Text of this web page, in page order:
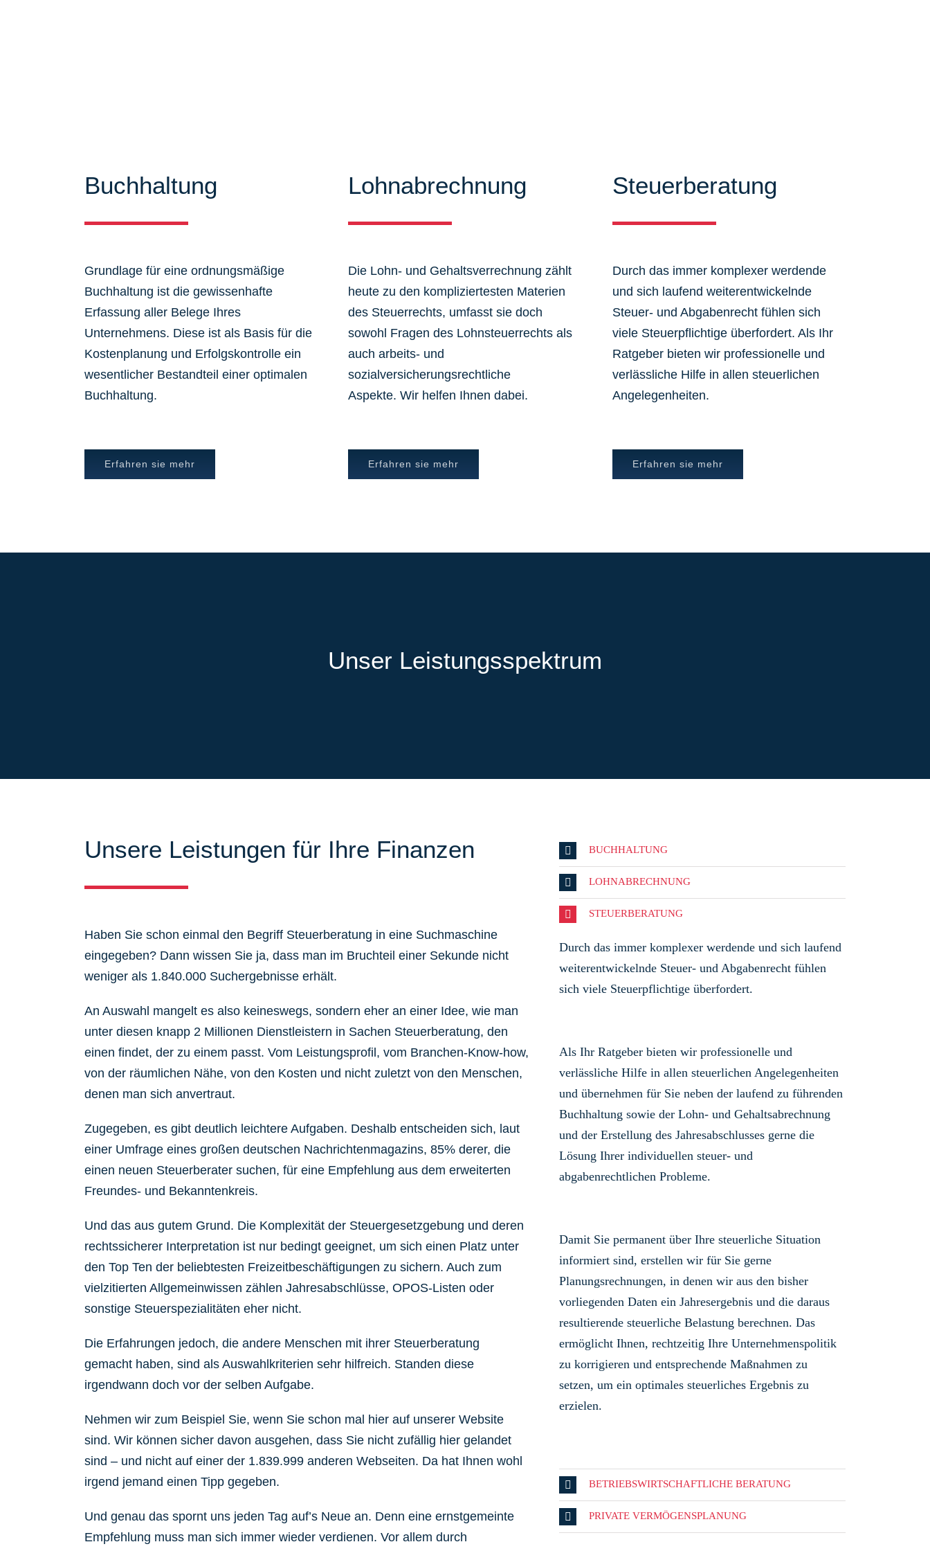
Buchhaltung
Grundlage für eine ordnungsmäßige
Buchhaltung ist die gewissenhafte
Erfassung aller Belege Ihres
Unternehmens. Diese ist als Basis für die
Kostenplanung und Erfolgskontrolle ein
wesentlicher Bestandteil einer optimalen
Buchhaltung.
Erfahren sie mehr
Lohnabrechnung
Die Lohn- und Gehaltsverrechnung zählt
heute zu den kompliziertesten Materien
des Steuerrechts, umfasst sie doch
sowohl Fragen des Lohnsteuerrechts als
auch arbeits- und
sozialversicherungsrechtliche
Aspekte. Wir helfen Ihnen dabei.
Erfahren sie mehr
Steuerberatung
Durch das immer komplexer werdende
und sich laufend weiterentwickelnde
Steuer- und Abgabenrecht fühlen sich
viele Steuerpflichtige überfordert. Als Ihr
Ratgeber bieten wir professionelle und
verlässliche Hilfe in allen steuerlichen
Angelegenheiten.
Erfahren sie mehr
Unser Leistungsspektrum
Unsere Leistungen für Ihre Finanzen
Haben Sie schon einmal den Begriff Steuerberatung in eine Suchmaschine
eingegeben? Dann wissen Sie ja, dass man im Bruchteil einer Sekunde nicht
weniger als 1.840.000 Suchergebnisse erhält.
An Auswahl mangelt es also keineswegs, sondern eher an einer Idee, wie man
unter diesen knapp 2 Millionen Dienstleistern in Sachen Steuerberatung, den
einen findet, der zu einem passt. Vom Leistungsprofil, vom Branchen-Know-how,
von der räumlichen Nähe, von den Kosten und nicht zuletzt von den Menschen,
denen man sich anvertraut.
Zugegeben, es gibt deutlich leichtere Aufgaben. Deshalb entscheiden sich, laut
einer Umfrage eines großen deutschen Nachrichtenmagazins, 85% derer, die
einen neuen Steuerberater suchen, für eine Empfehlung aus dem erweiterten
Freundes- und Bekanntenkreis.
Und das aus gutem Grund. Die Komplexität der Steuergesetzgebung und deren
rechtssicherer Interpretation ist nur bedingt geeignet, um sich einen Platz unter
den Top Ten der beliebtesten Freizeitbeschäftigungen zu sichern. Auch zum
vielzitierten Allgemeinwissen zählen Jahresabschlüsse, OPOS-Listen oder
sonstige Steuerspezialitäten eher nicht.
Die Erfahrungen jedoch, die andere Menschen mit ihrer Steuerberatung
gemacht haben, sind als Auswahlkriterien sehr hilfreich. Standen diese
irgendwann doch vor der selben Aufgabe.
Nehmen wir zum Beispiel Sie, wenn Sie schon mal hier auf unserer Website
sind. Wir können sicher davon ausgehen, dass Sie nicht zufällig hier gelandet
sind – und nicht auf einer der 1.839.999 anderen Webseiten. Da hat Ihnen wohl
irgend jemand einen Tipp gegeben.
Und genau das spornt uns jeden Tag auf’s Neue an. Denn eine ernstgemeinte
Empfehlung muss man sich immer wieder verdienen. Vor allem durch
BUCHHALTUNG
LOHNABRECHNUNG
STEUERBERATUNG
Durch das immer komplexer werdende und sich laufend
weiterentwickelnde Steuer- und Abgabenrecht fühlen
sich viele Steuerpflichtige überfordert.
Als Ihr Ratgeber bieten wir professionelle und
verlässliche Hilfe in allen steuerlichen Angelegenheiten
und übernehmen für Sie neben der laufend zu führenden
Buchhaltung sowie der Lohn- und Gehaltsabrechnung
und der Erstellung des Jahresabschlusses gerne die
Lösung Ihrer individuellen steuer- und
abgabenrechtlichen Probleme.
Damit Sie permanent über Ihre steuerliche Situation
informiert sind, erstellen wir für Sie gerne
Planungsrechnungen, in denen wir aus den bisher
vorliegenden Daten ein Jahresergebnis und die daraus
resultierende steuerliche Belastung berechnen. Das
ermöglicht Ihnen, rechtzeitig Ihre Unternehmenspolitik
zu korrigieren und entsprechende Maßnahmen zu
setzen, um ein optimales steuerliches Ergebnis zu
erzielen.
BETRIEBSWIRTSCHAFTLICHE BERATUNG
PRIVATE VERMÖGENSPLANUNG